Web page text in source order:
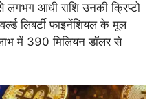
लगभग आधी राशि उनकी क्रिप्टो
लिबर्टी फाइनेंशियल के मूल
में 390 मिलियन डॉलर से